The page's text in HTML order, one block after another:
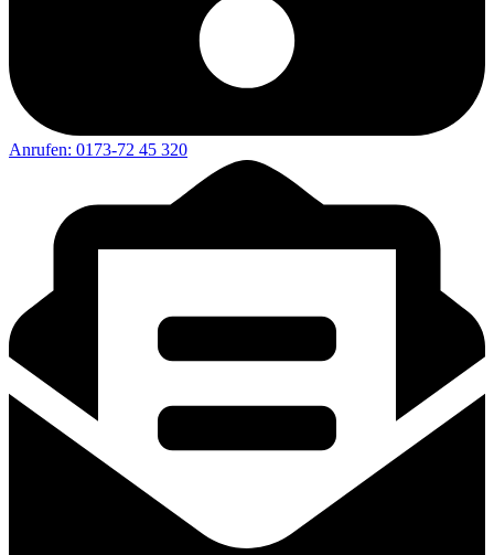
Anrufen: 0173-72 45 320